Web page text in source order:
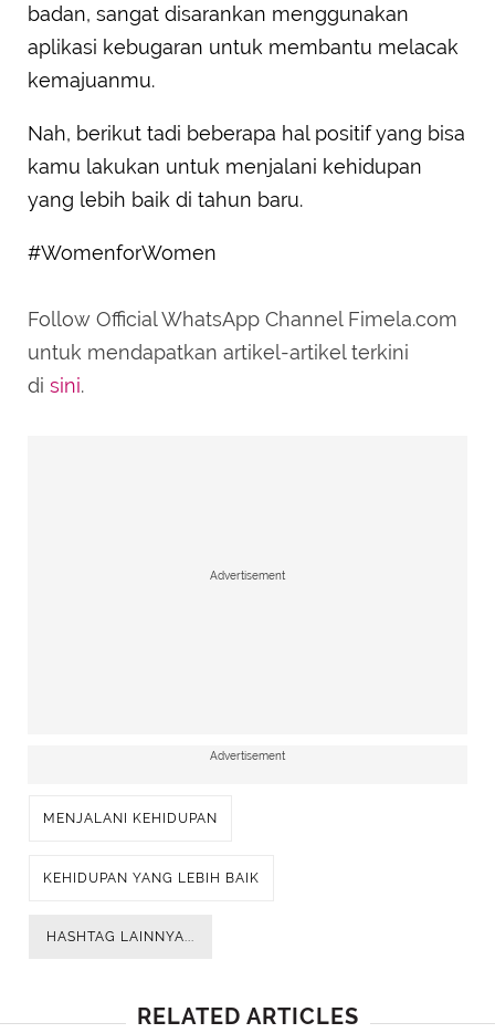
badan, sangat disarankan menggunakan
aplikasi kebugaran untuk membantu melacak
kemajuanmu.
Nah, berikut tadi beberapa hal positif yang bisa
kamu lakukan untuk menjalani kehidupan
yang lebih baik di tahun baru.
#WomenforWomen
Follow Official WhatsApp Channel Fimela.com
untuk mendapatkan artikel-artikel terkini
di sini.
Advertisement
Advertisement
MENJALANI KEHIDUPAN
KEHIDUPAN YANG LEBIH BAIK
HASHTAG LAINNYA...
RELATED ARTICLES